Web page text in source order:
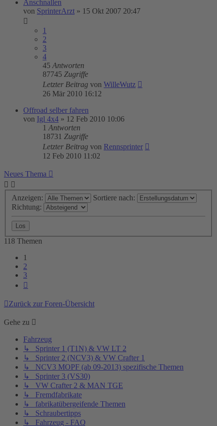
Anschnallen
von SprinterArzt » 15 Okt 2007 20:47
1
2
3
4
45 Antworten
87745 Zugriffe
Letzter Beitrag von WilleWutz
26 Mär 2010 16:12
Offroad selber fahren
von Igl 4x4 » 12 Feb 2010 10:06
1 Antworten
18731 Zugriffe
Letzter Beitrag von Rennsprinter
12 Feb 2010 11:02
Neues Thema
Anzeigen:
Sortiere nach:
Richtung:
118 Themen
1
2
3
Zurück zur Foren-Übersicht
Gehe zu
Fahrzeug
↳ Sprinter 1 (T1N) & VW LT 2
↳ Sprinter 2 (NCV3) & VW Crafter 1
↳ NCV3 MOPF (ab 09-2013) spezifische Themen
↳ Sprinter 3 (VS30)
↳ VW Crafter 2 & MAN TGE
↳ Fremdfabrikate
↳ fabrikatübergeifende Themen
↳ Schraubertipps
↳ Fahrzeug - FAQ